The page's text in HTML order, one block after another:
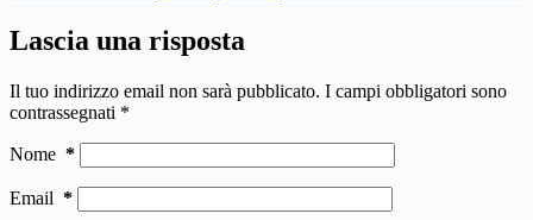
Lascia una risposta
Il tuo indirizzo email non sarà pubblicato. I campi obbligatori sono
contrassegnati *
Nome *
Email *